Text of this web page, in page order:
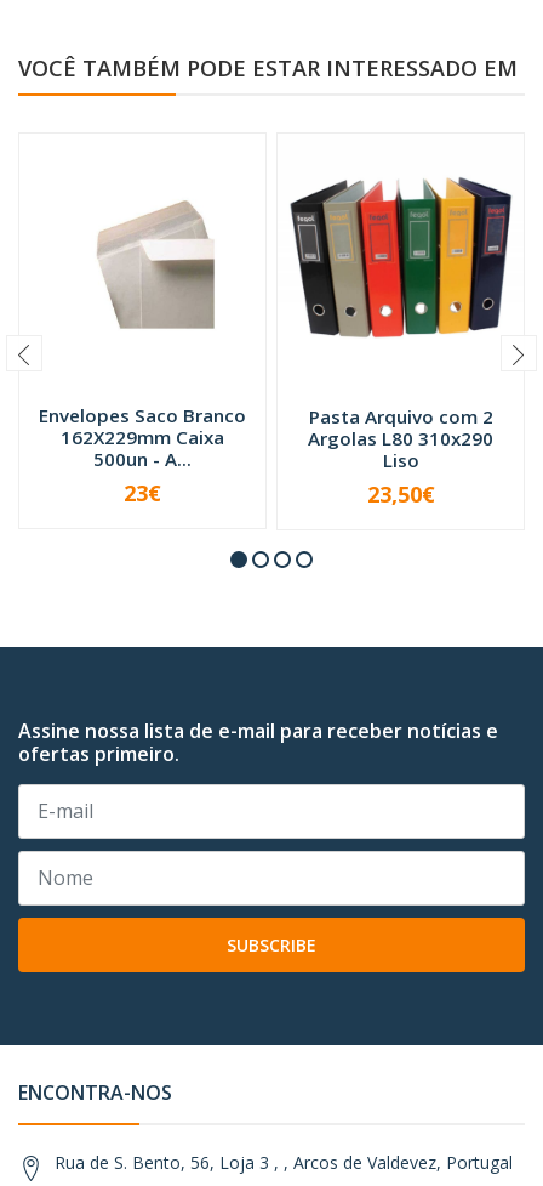
VOCÊ TAMBÉM PODE ESTAR INTERESSADO EM
Envelopes Saco Branco
162X229mm Caixa
500un - A...
+
23€
Pasta Arquivo com 2
Argolas L80 310x290
Liso
VER OPÇÕES
23,50€
Assine nossa lista de e-mail para receber notícias e
ofertas primeiro.
SUBSCRIBE
ENCONTRA-NOS
Rua de S. Bento, 56, Loja 3 , , Arcos de Valdevez, Portugal